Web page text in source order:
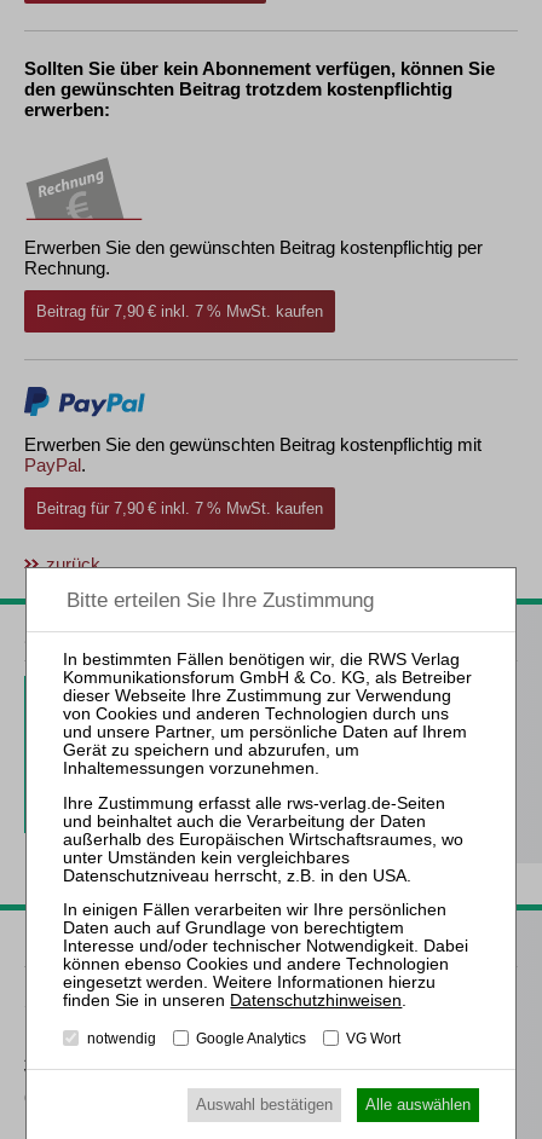
Sollten Sie über kein Abonnement verfügen, können Sie
den gewünschten Beitrag trotzdem kostenpflichtig
erwerben:
Erwerben Sie den gewünschten Beitrag kostenpflichtig per
Rechnung.
Beitrag für 7,90 € inkl. 7 % MwSt. kaufen
Erwerben Sie den gewünschten Beitrag kostenpflichtig mit
PayPal.
Beitrag für 7,90 € inkl. 7 % MwSt. kaufen
zurück
ZfIR – Zeitschrift für Immobilienrecht
3 Ausgaben als kostenfreies Probe-Abo
inkl. 14 Tage kostenfreie ZfIR-
online-Nutzung
Probe-Abo bestellen
Passende Bücher
Sahrmann
Praxis der Zu- und
Vergütung des
(vorläufigen)
Datenschutzhinweisen.
notwendig Google Analytics VG Wort
Auswahl bestätigen Alle auswählen